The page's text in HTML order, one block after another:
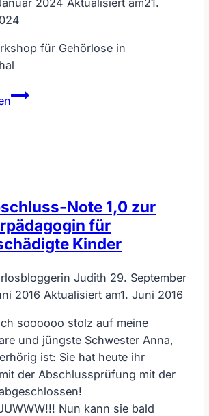
2024 Aktualisiert am21.
für Gehörlose in
Workshop
Yoga,
für
Hörgeschädigte
in
Note 1,0 zur
für
Kinder
Judith 29. September
2016 Aktualisiert am1. Juni 2016
soooooo stolz auf meine
und jüngste Schwester Anna,
ist: Sie hat heute ihr
der Abschlussprüfung mit der
Nun kann sie bald